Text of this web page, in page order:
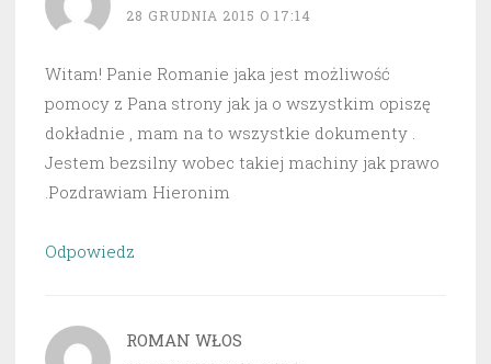
28 GRUDNIA 2015 O 17:14
Witam! Panie Romanie jaka jest możliwość
pomocy z Pana strony jak ja o wszystkim opiszę
dokładnie , mam na to wszystkie dokumenty .
Jestem bezsilny wobec takiej machiny jak prawo
.Pozdrawiam Hieronim
Odpowiedz
ROMAN WŁOS